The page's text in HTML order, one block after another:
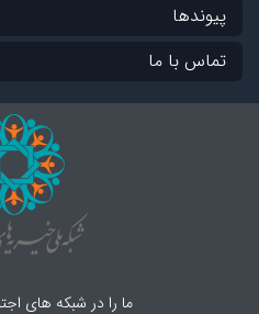
پیوندها
تماس با ما
ما را در شبکه های